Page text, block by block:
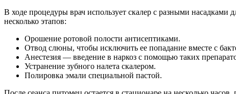
В ходе процедуры врач использует скалер с разными насадками
несколько этапов:
Орошение ротовой полости антисептиками.
Отвод слюны, чтобы исключить ее попадание вместе с
Анестезия — введение в наркоз с помощью таких
Устранение зубного налета скалером.
Полировка эмали специальной пастой.